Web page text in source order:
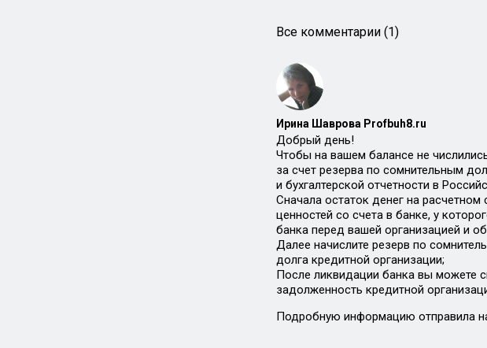
Все комментарии (1)
Ирина Шаврова Profbuh8.ru
Добрый день!
Чтобы на вашем балансе не
за счет резерва по сомнительным
и бухгалтерской отчетности в
Сначала остаток денег на
ценностей со счета в банке, у
банка перед вашей организацией и
Далее начислите резерв по
долга кредитной организации;
После ликвидации банка вы можете
задолженность кредитной
Подробную информацию отправила